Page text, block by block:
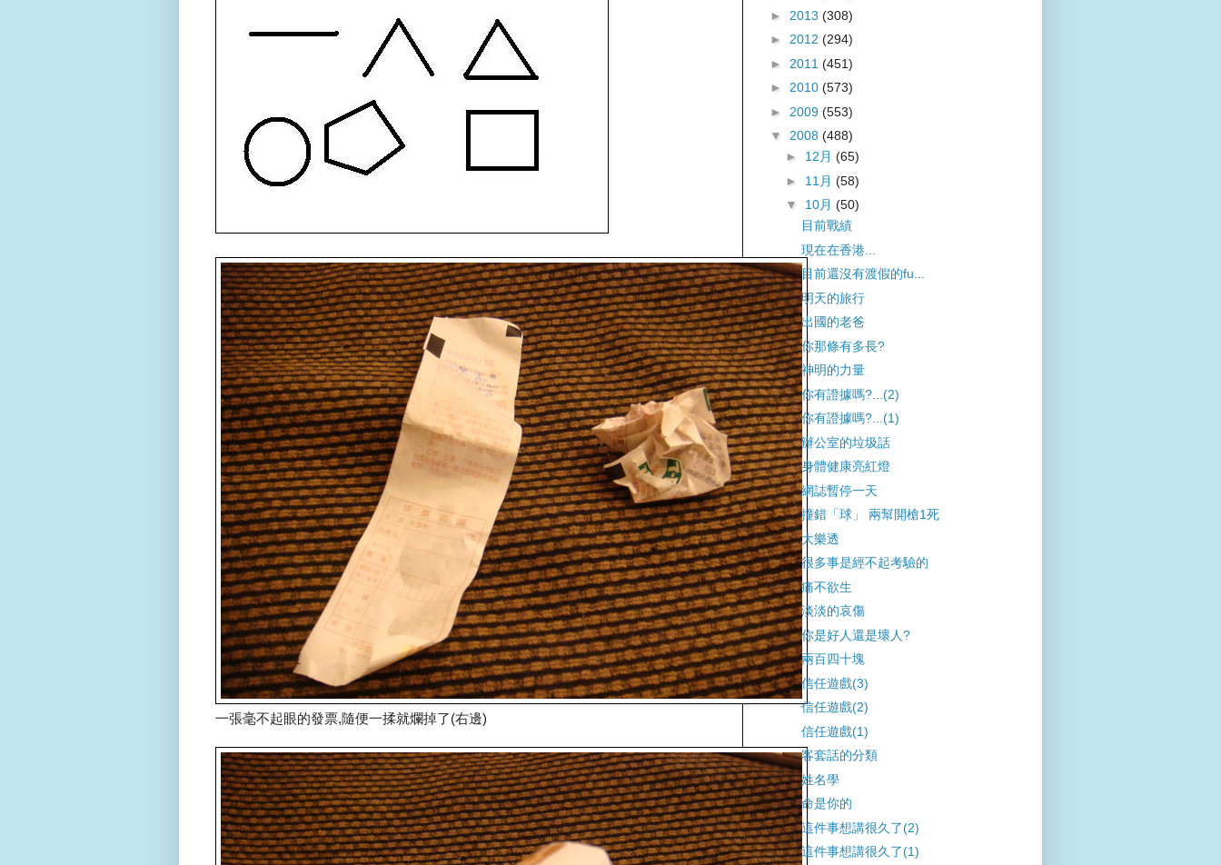
一張毫不起眼的發票,隨便一揉就爛掉了(右邊)
► 2013 (308)
► 2012 (294)
► 2011 (451)
► 2010 (573)
► 2009 (553)
▼ 2008 (488)
► 12月 (65)
► 11月 (58)
▼ 10月 (50)
目前戰績
現在在香港...
目前還沒有渡假的fu...
明天的旅行
出國的老爸
你那條有多長?
神明的力量
你有證據嗎?...(2)
你有證據嗎?...(1)
辦公室的垃圾話
身體健康亮紅燈
網誌暫停一天
撞錯「球」 兩幫開槍1死
大樂透
很多事是經不起考驗的
痛不欲生
淡淡的哀傷
你是好人還是壞人?
兩百四十塊
信任遊戲(3)
信任遊戲(2)
信任遊戲(1)
客套話的分類
姓名學
命是你的
這件事想講很久了(2)
這件事想講很久了(1)